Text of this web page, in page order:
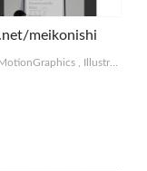
meikonishi
Illustration